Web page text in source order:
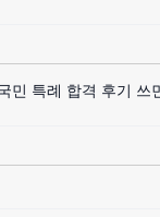
민 특례 합격 후기